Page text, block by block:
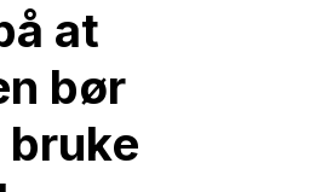
at
bør